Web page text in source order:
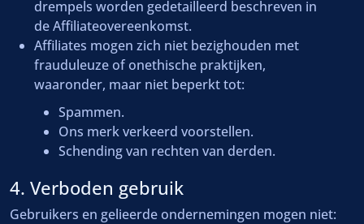
drempels worden gedetailleerd beschreven in
de Affiliateovereenkomst.
Affiliates mogen zich niet bezighouden met
frauduleuze of onethische praktijken,
waaronder, maar niet beperkt tot:
Spammen.
Ons merk verkeerd voorstellen.
Schending van rechten van derden.
4. Verboden gebruik
Gebruikers en gelieerde ondernemingen mogen niet: